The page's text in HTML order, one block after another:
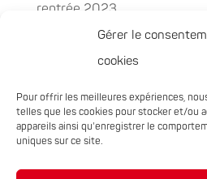
Gérer le
cookies
Pour offrir les meilleures expériences,
telles que les cookies pour stocker et/ou
appareils ainsi qu'enregistrer le
uniques sur ce site.
rentrée 2023
La Maison François Cholat
la préservation des espaces
PEPITES, la nouvelle filière
Auvergne-Rhône-Alpes